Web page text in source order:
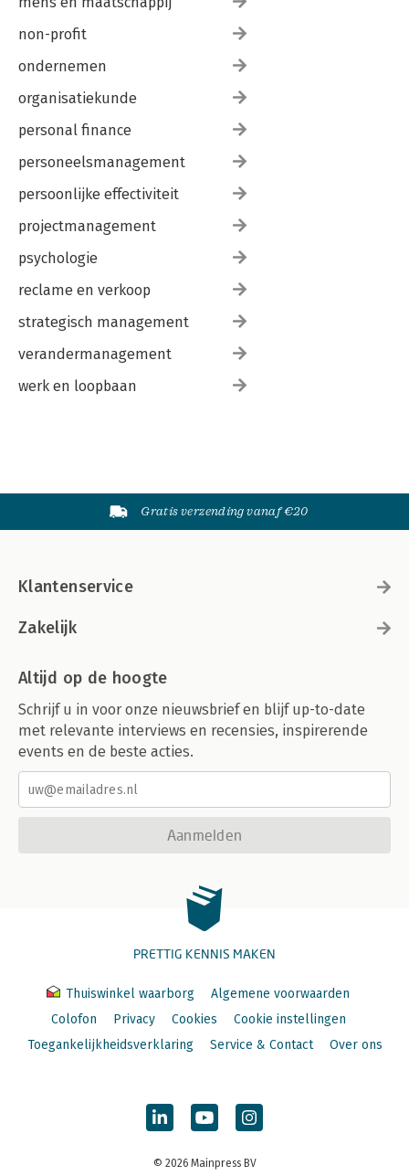
non-profit
ondernemen
organisatiekunde
personal finance
personeelsmanagement
persoonlijke effectiviteit
projectmanagement
psychologie
reclame en verkoop
strategisch management
verandermanagement
werk en loopbaan
Gratis verzending vanaf €20
Klantenservice
Zakelijk
Altijd op de hoogte
Schrijf u in voor onze nieuwsbrief en blijf up-to-date
met relevante interviews en recensies, inspirerende
events en de beste acties.
Aanmelden
PRETTIG KENNIS MAKEN
Thuiswinkel waarborg
Algemene voorwaarden
Colofon
Privacy Cookies
Cookie instellingen
Toegankelijkheidsverklaring
Service & Contact Over ons
© 2026 Mainpress BV